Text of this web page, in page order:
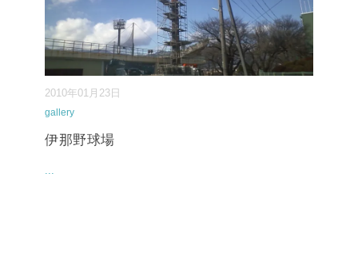
2010年01月23日
gallery
伊那野球場
...